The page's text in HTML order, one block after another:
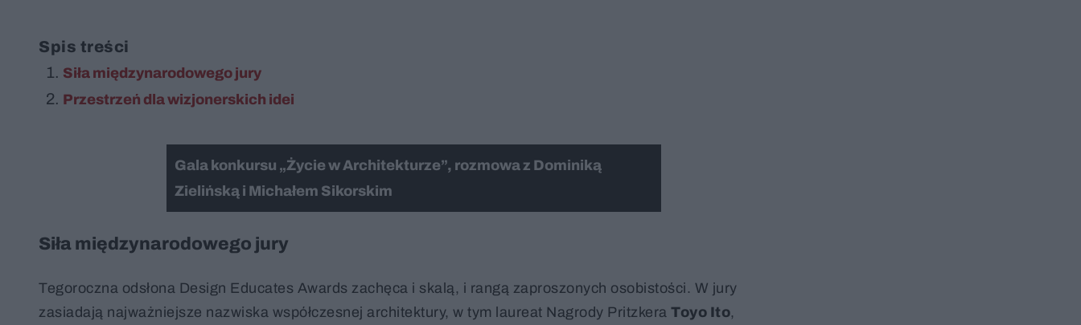
Spis treści
Siła międzynarodowego jury
Przestrzeń dla wizjonerskich idei
Gala konkursu „Życie w Architekturze”, rozmowa z Dominiką
Zielińską i Michałem Sikorskim
Siła międzynarodowego jury
Tegoroczna odsłona Design Educates Awards zachęca i skalą, i rangą zaproszonych osobistości. W jury
zasiadają najważniejsze nazwiska współczesnej architektury, w tym laureat Nagrody Pritzkera Toyo Ito,